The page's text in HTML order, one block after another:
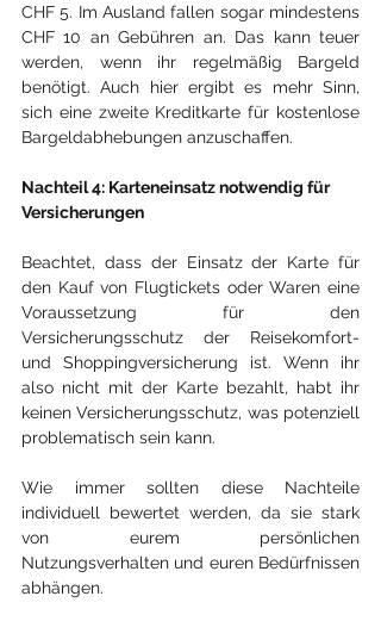
CHF 5. Im Ausland fallen sogar mindestens
CHF 10 an Gebühren an. Das kann teuer
werden, wenn ihr regelmäßig Bargeld
benötigt. Auch hier ergibt es mehr Sinn,
sich eine zweite Kreditkarte für kostenlose
Bargeldabhebungen anzuschaffen.
Nachteil 4: Karteneinsatz notwendig für
Versicherungen
Beachtet, dass der Einsatz der Karte für
den Kauf von Flugtickets oder Waren eine
Voraussetzung für den
Versicherungsschutz der Reisekomfort-
und Shoppingversicherung ist. Wenn ihr
also nicht mit der Karte bezahlt, habt ihr
keinen Versicherungsschutz, was potenziell
problematisch sein kann.
Wie immer sollten diese Nachteile
individuell bewertet werden, da sie stark
von eurem persönlichen
Nutzungsverhalten und euren Bedürfnissen
abhängen.